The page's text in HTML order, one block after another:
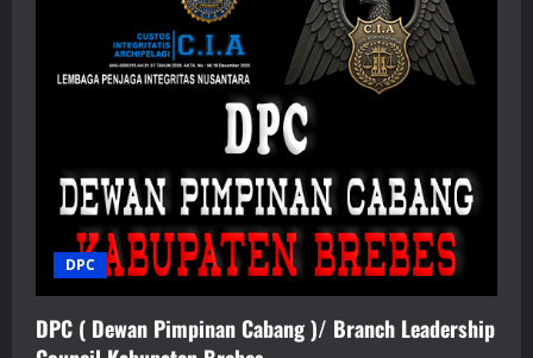
DPC
DPC ( Dewan Pimpinan Cabang )/ Branch Leadership